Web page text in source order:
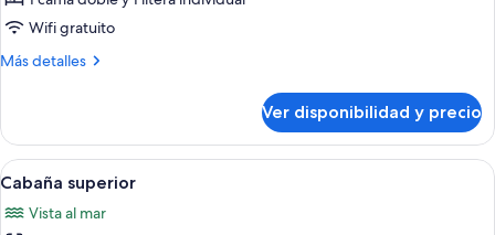
básica,
habitación
Wifi gratuito
Más detalles
Más
básica,
habitación
Ver disponibilidad y precio
Ver
todas
las
Amplia habitación con un ventanal
8
Cabaña superior
Vista al mar